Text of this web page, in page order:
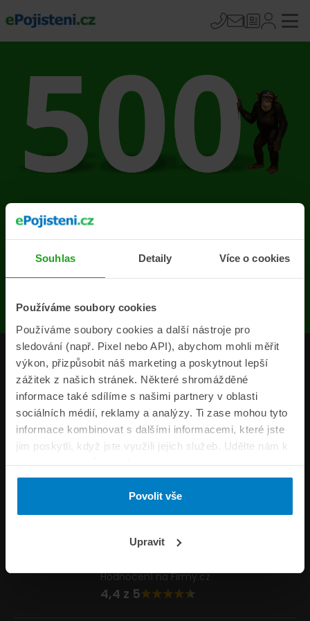
Souhlas Detaily Více o cookies
Používáme soubory cookies
Používáme soubory cookies a další nástroje pro
sledování (např. Pixel nebo API), abychom mohli měřit
výkon, přizpůsobit náš marketing a poskytnout lepší
zážitek z našich stránek. Některé shromážděné
informace také sdílíme s našimi partnery v oblasti
sociálních médií, reklamy a analýzy. Ti zase mohou tyto
informace kombinovat s dalšími informacemi, které jste
jim poskytli, když jste využili jejich služeb. Udělte nám k
tomu prosím svůj souhlas.
Povolit vše
Upravit
Na stránce se vyskytla
chyba
Produkty
Pojišťovny
Informace
ePojisteni.cz
Formuláře
Napište nám
Hodnocení na Firmy.cz
4,4 z 5